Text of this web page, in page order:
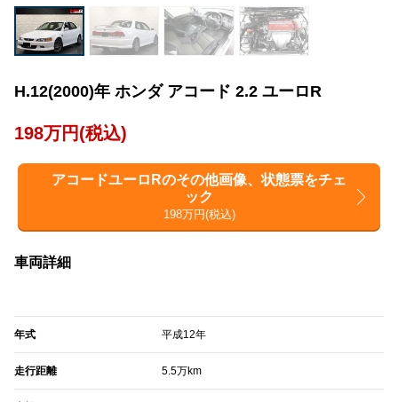
H.12(2000)年 ホンダ アコード 2.2 ユーロR
198万円(税込)
アコードユーロRのその他画像、状態票をチェ
ック
198万円(税込)
車両詳細
年式 平成12年
走行距離 5.5万km